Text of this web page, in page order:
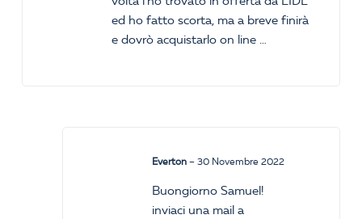
ed ho fatto scorta, ma a breve finirà
e dovrò acquistarlo on line …
Everton – 30 Novembre 2022
Buongiorno Samuel!
inviaci una mail a